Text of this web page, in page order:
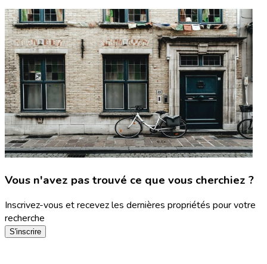
Vous n'avez pas trouvé ce que vous cherchiez ?
Inscrivez-vous et recevez les dernières propriétés pour votre
recherche
S'inscrire